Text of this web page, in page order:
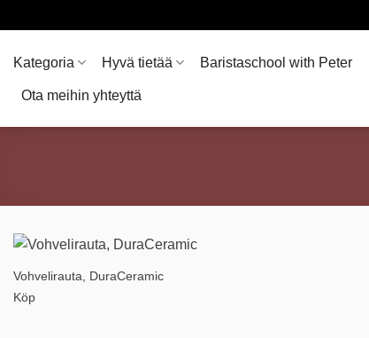
to
content
Kategoria Hyvä tietää Baristaschool with Peter
Ota meihin yhteyttä
Vohvelirauta, DuraCeramic
Köp